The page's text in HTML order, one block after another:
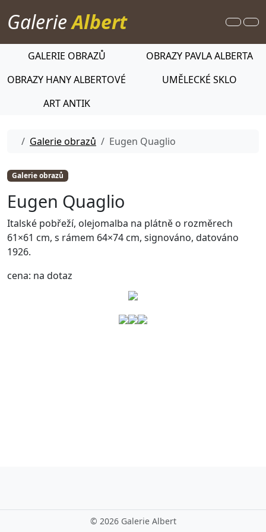
GalerieAlbert Search
GALERIE OBRAZŮ
OBRAZY PAVLA ALBERTA
OBRAZY HANY ALBERTOVÉ
UMĚLECKÉ SKLO
ART ANTIK
Home
Galerie obrazů Eugen Quaglio
Galerie obrazů
Eugen Quaglio
Italské pobřeží, olejomalba na plátně o rozměrech
61×61 cm, s rámem 64×74 cm, signováno, datováno
1926.
cena: na dotaz
© 2026 Galerie Albert